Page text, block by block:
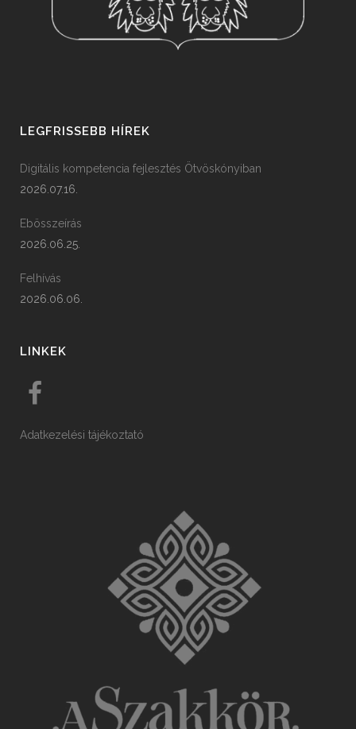
LEGFRISSEBB HÍREK
Digitális kompetencia fejlesztés Ötvöskónyiban
2026.07.16.
Ebösszeírás
2026.06.25.
Felhívás
2026.06.06.
LINKEK
Adatkezelési tájékoztató